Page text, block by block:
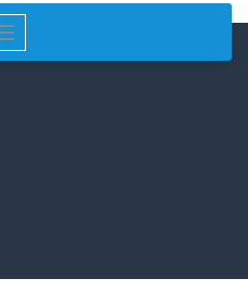
Toggle
navigation